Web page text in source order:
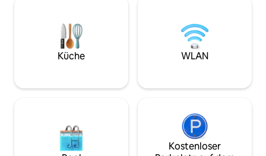
dem Auto oder Motorrad entfernt. Das
schöne traditionelle Dorf Doukades
bietet zahlreiche Wanderungen in
Reichweite.
Meditations-
Küche WLAN
Kostenloser